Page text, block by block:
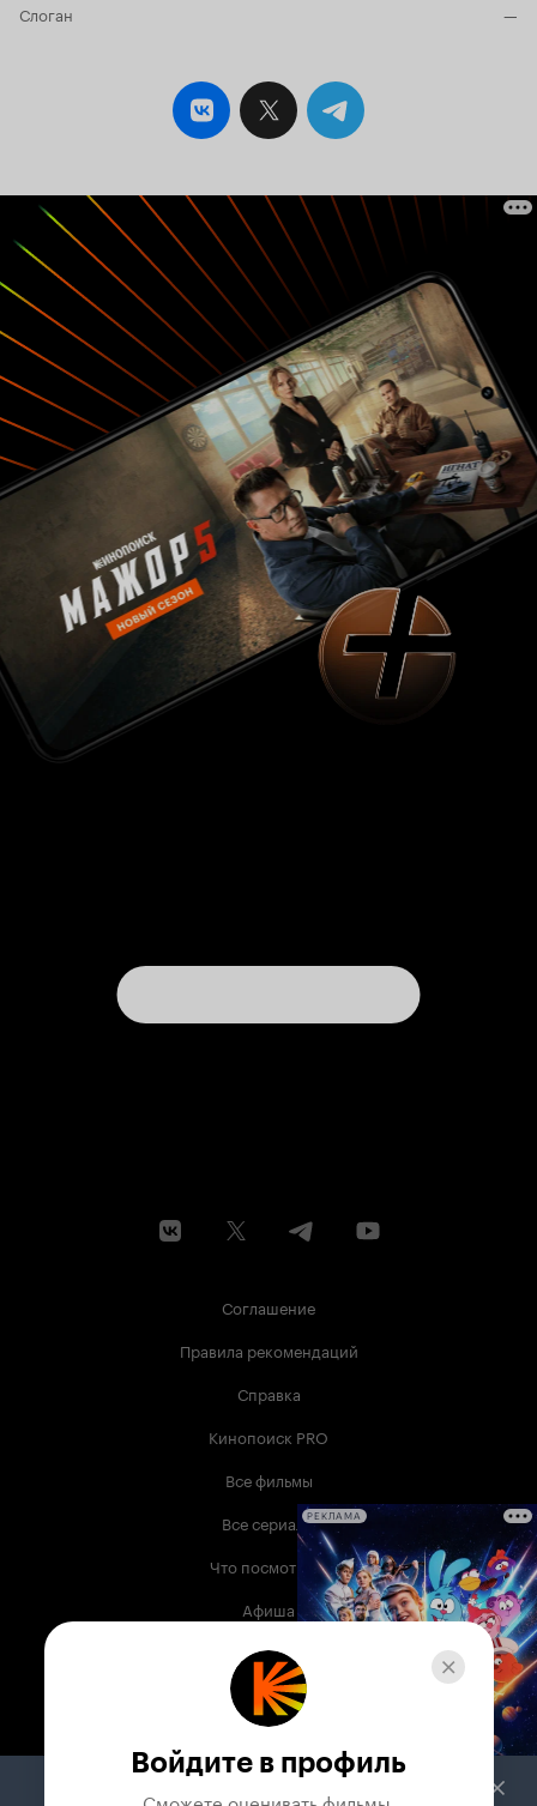
Слоган —
Соглашение
Правила рекомендаций
Справка
Кинопоиск PRO
Все фильмы
Все сериалы
Что посмотреть
Афиша
Музыка
Телепрограмма
Служба поддержки
РЕКЛАМА
Войдите в профиль